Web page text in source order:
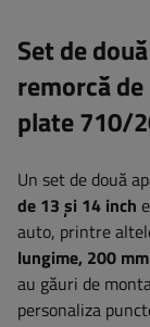
Set de
remorcă
plate 710/
Un set de două
de 13 și 14 inch
auto, printre
lungime, 200
au găuri de
personaliza